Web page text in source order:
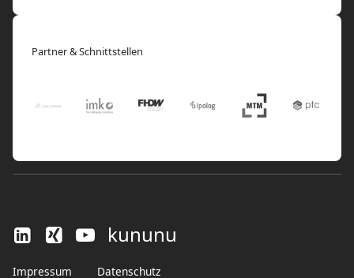
Partner & Schnittstellen
kununu
Impressum Datenschutz